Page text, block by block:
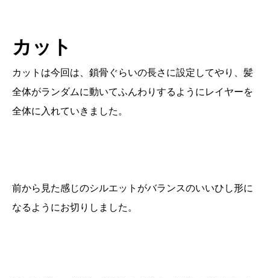
カット
カットは今回は、鎖骨ぐらいの長さに設定してやり、髪
全体がランダムに動いてふんわりするようにレイヤーを
全体に入れていきました。
前から見た感じのシルエットがバランスのいいひし形に
なるようにお切りしました。